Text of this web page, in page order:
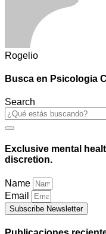
Rogelio
Busca en Psicologia
Search
Exclusive mental
discretion.
Name
Email
Subscribe Newsletter